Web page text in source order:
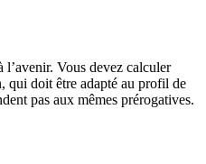
Vous devez calculer
qui doit être adapté au profil de
pas aux mêmes prérogatives.